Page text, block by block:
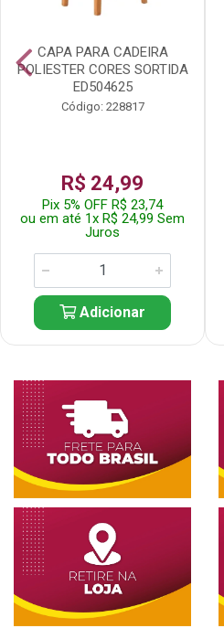
CAPA PARA CADEIRA
POLIESTER CORES SORTIDA
ED504625
Código: 228817
R$ 24,99
Pix 5% OFF R$ 23,74
ou em até 1x R$ 24,99 Sem
Juros
Adicionar